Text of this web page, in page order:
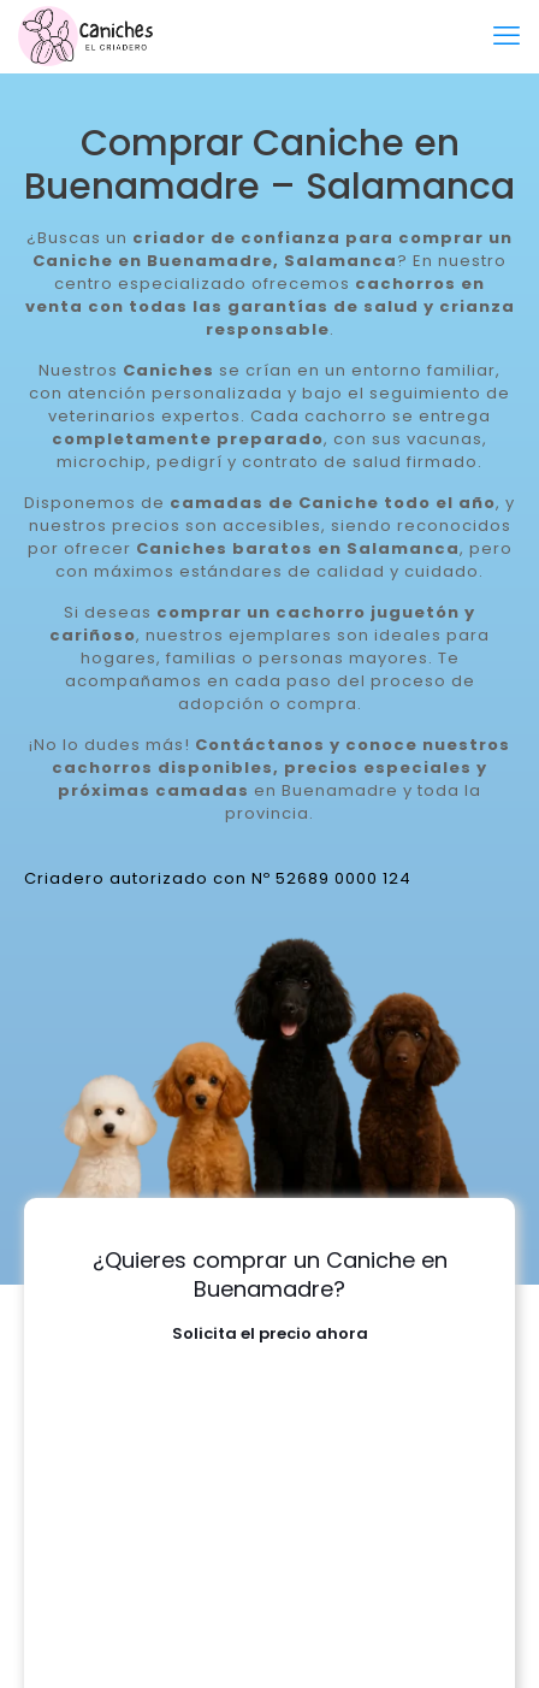
Comprar Caniche en
Buenamadre – Salamanca
¿Buscas un criador de confianza para comprar un
Caniche en Buenamadre, Salamanca? En nuestro
centro especializado ofrecemos cachorros en
venta con todas las garantías de salud y crianza
responsable.
Nuestros Caniches se crían en un entorno familiar,
con atención personalizada y bajo el seguimiento de
veterinarios expertos. Cada cachorro se entrega
completamente preparado, con sus vacunas,
microchip, pedigrí y contrato de salud firmado.
Disponemos de camadas de Caniche todo el año, y
nuestros precios son accesibles, siendo reconocidos
por ofrecer Caniches baratos en Salamanca, pero
con máximos estándares de calidad y cuidado.
Si deseas comprar un cachorro juguetón y
cariñoso, nuestros ejemplares son ideales para
hogares, familias o personas mayores. Te
acompañamos en cada paso del proceso de
adopción o compra.
¡No lo dudes más! Contáctanos y conoce nuestros
cachorros disponibles, precios especiales y
próximas camadas en Buenamadre y toda la
provincia.
Criadero autorizado con Nº 52689 0000 124
¿Quieres comprar un Caniche en
Buenamadre?
Solicita el precio ahora